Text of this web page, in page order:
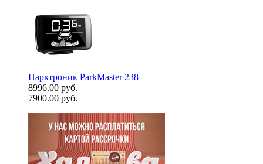
Парктроник ParkMaster 238
8996.00 руб.
7900.00 руб.